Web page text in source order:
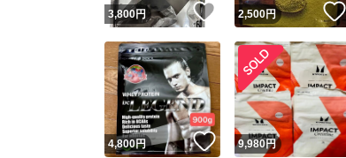
3,800円 いいね！
2,500円
4,800円 いいね！
9,980円